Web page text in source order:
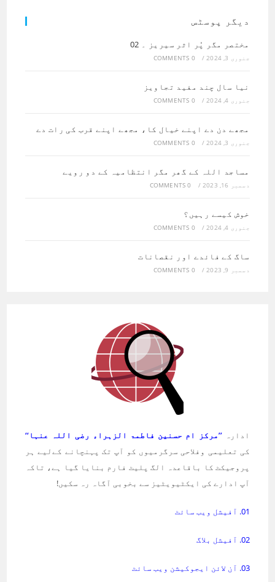
دیگر پوسٹس
مختصر مگر پُر اثر سیریز ۔ 02
جنوری 3, 2024 /
0 COMMENTS
نیا سال چند مفید تجاویز
جنوری 4, 2024 /
0 COMMENTS
مجھے دن دے اپنے خیال کا، مجھے اپنے قرب کی رات دے
جنوری 3, 2024 /
0 COMMENTS
مساجد اللہ کے گھر مگر انتظامیہ کے دو رویے
دسمبر 16, 2023 /
0 COMMENTS
خوش کیسے رہیں؟
جنوری 4, 2024 /
0 COMMENTS
ساگ کے فائدے اور نقصانات
دسمبر 9, 2023 /
0 COMMENTS
ادارہ’’مرکز ام حسنین فاطمۃ الزہراء رضی اللہ عنہا‘‘
کی تعلیمی وفلاحی سرگرمیوں کو آپ تک پہنچانے کےلیے ہر
پروجیکٹ کا باقاعدہ الگ پلیٹ فارم بنایا گیا ہے، تاکہ
آپ ادارے کی ایکٹیویٹیز سے بخوبی آگاہ رہ سکیں!
01. آفیشل ویب سائٹ
02. آفیشل بلاگ
03. آن لائن ایجوکیشن ویب سائٹ